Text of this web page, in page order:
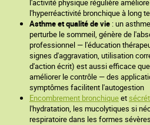
l'activité physique régulière
l'hyperréactivité bronchique à long
Asthme et qualité de vie : un
perturbe le sommeil, génère de
professionnel — l'éducation
signes d'aggravation, utilisation
d'action écrit) est aussi efficace
améliorer le contrôle — des
symptômes facilitent l'autogestion
Encombrement bronchiqueet
l'hydratation, les mucolytiques si
respiratoire dans les formes sévères